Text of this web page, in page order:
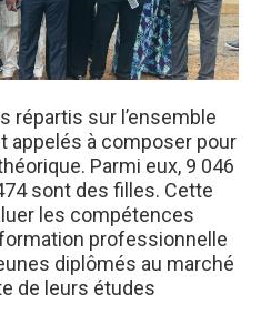
répartis sur l’ensemble
appelés à composer pour
Parmi eux, 9 046
sont des filles. Cette
les compétences
professionnelle
diplômés au marché
de leurs études